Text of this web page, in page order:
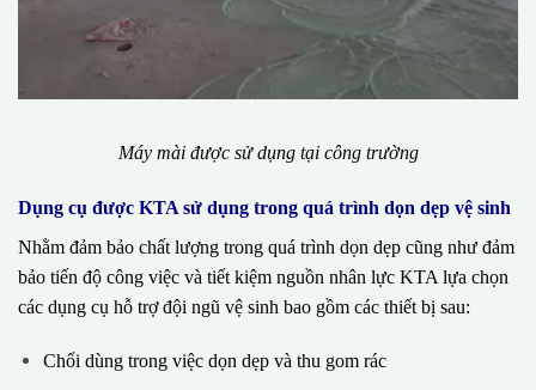
Máy mài được sử dụng tại công trường
Dụng cụ được KTA sử dụng trong quá trình dọn dẹp vệ sinh
Nhằm đảm bảo chất lượng trong quá trình dọn dẹp cũng như đảm
bảo tiến độ công việc và tiết kiệm nguồn nhân lực KTA lựa chọn
các dụng cụ hỗ trợ đội ngũ vệ sinh bao gồm các thiết bị sau:
Chổi dùng trong việc dọn dẹp và thu gom rác